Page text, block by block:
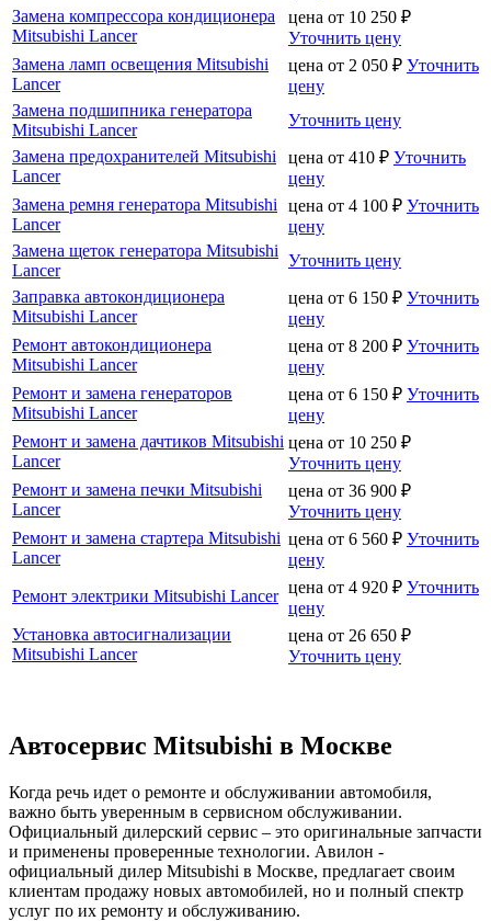
Замена компрессора кондиционера
Mitsubishi Lancer
цена от 10 250 ₽
Уточнить цену
Замена ламп освещения Mitsubishi
Lancer
цена от 2 050 ₽ Уточнить
цену
Замена подшипника генератора
Mitsubishi Lancer
Уточнить цену
Замена предохранителей Mitsubishi
Lancer
цена от 410 ₽ Уточнить
цену
Замена ремня генератора Mitsubishi
Lancer
цена от 4 100 ₽ Уточнить
цену
Замена щеток генератора Mitsubishi
Lancer
Уточнить цену
Заправка автокондиционера
Mitsubishi Lancer
цена от 6 150 ₽ Уточнить
цену
Ремонт автокондиционера
Mitsubishi Lancer
цена от 8 200 ₽ Уточнить
цену
Ремонт и замена генераторов
Mitsubishi Lancer
цена от 6 150 ₽ Уточнить
цену
Ремонт и замена дачтиков Mitsubishi
Lancer
цена от 10 250 ₽
Уточнить цену
Ремонт и замена печки Mitsubishi
Lancer
цена от 36 900 ₽
Уточнить цену
Ремонт и замена стартера Mitsubishi
Lancer
цена от 6 560 ₽ Уточнить
цену
Ремонт электрики Mitsubishi Lancer цена от 4 920 ₽ Уточнить
цену
Установка автосигнализации
Mitsubishi Lancer
цена от 26 650 ₽
Уточнить цену
Автосервис Mitsubishi в Москве
Когда речь идет о ремонте и обслуживании автомобиля,
важно быть уверенным в сервисном обслуживании.
Официальный дилерский сервис – это оригинальные запчасти
и применены проверенные технологии. Авилон -
официальный дилер Mitsubishi в Москве, предлагает своим
клиентам продажу новых автомобилей, но и полный спектр
услуг по их ремонту и обслуживанию.